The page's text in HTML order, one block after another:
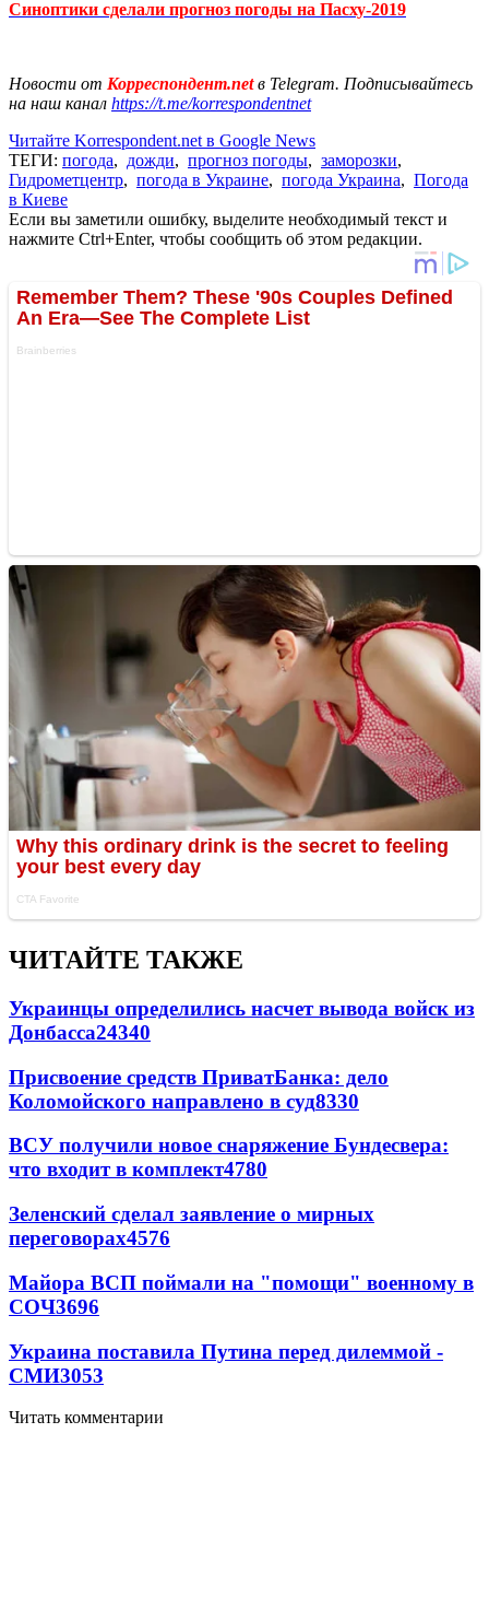
Синоптики сделали прогноз погоды на Пасху-2019
Новости от Корреспондент.netв Telegram. Подписывайтесь
на наш канал https://t.me/korrespondentnet
Читайте Korrespondent.net в Google News
ТЕГИ: погода, дожди, прогноз погоды, заморозки,
Гидрометцентр, погода в Украине, погода Украина, Погода
в Киеве
Если вы заметили ошибку, выделите необходимый текст и
нажмите Ctrl+Enter, чтобы сообщить об этом редакции.
ЧИТАЙТЕ ТАКЖЕ
Украинцы определились насчет вывода войск из
Донбасса24340
Присвоение средств ПриватБанка: дело
Коломойского направлено в суд8330
ВСУ получили новое снаряжение Бундесвера:
что входит в комплект4780
Зеленский сделал заявление о мирных
переговорах4576
Майора ВСП поймали на "помощи" военному в
СОЧ3696
Украина поставила Путина перед дилеммой -
СМИ3053
Читать комментарии